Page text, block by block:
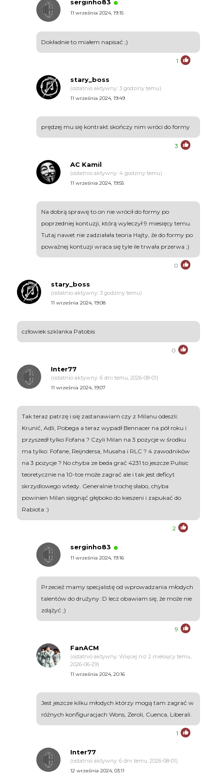
serginho83
11 września 2024, 19:15
Dokładnie to miałem napisać ;)
1
stary_boss
(ostatnio aktywny: 3 godziny temu)
11 września 2024, 19:49
prędzej mu się kontrakt skończy nim wróci do formy
3
AC Kamil
(ostatnio aktywny: 4 godziny temu)
11 września 2024, 19:55
Na dobrą sprawę to on nie wrócił do formy po
poprzedniej kontuzji, którą wyleczył 9 miesięcy temu.
Tutaj nawet nie zadziałała teoria Hajty, że do formy po
poważnej kontuzji wraca się tyle ile trwała przerwa ;)
0
stary_boss
(ostatnio aktywny: 3 godziny temu)
11 września 2024, 19:08
człowiek szklanka Patobis
0
Inter77
(ostatnio aktywny: 6 dni temu, 2026-08-01)
11 września 2024, 19:07
Tak teraz patrzę i się zastanawiam czy z Milanu odeszli:
Krunić, Adli, Pobega a teraz wypadł Bennacer na pół roku i
przyszedł tylko Fofana ? Czyli Milan na 3 pozycje w środku
ma tylko: Fofane, Reijndersa, Musaha i RLC ? 4 zawodników
na 3 pozycje ? No chyba ze beda grać 4231 to jeszcze Pulisic
teoretycznie na 10-tce może zagrać ale i tak jest deficyt
skrzydlowego wtedy. Generalnie trochę słabo, chyba
powinien Milan sięgnąć głęboko do kieszeni i zapukać do
Rabiota :)
2
serginho83
11 września 2024, 19:16
Przecież mamy specjalistę od wprowadzania młodych
talentów do drużyny :D lecz obawiam się, że może nie
zdążyć ;)
9
FanACM
(ostatnio aktywny: Więcej niż 2 miesięcy temu,
2026-06-29)
11 września 2024, 20:16
Jest jeszcze kilku młodych którzy mogą tam zagrać w
różnych konfiguracjach Wons, Zeroli, Cuenca, Liberali.
1
Inter77
(ostatnio aktywny: 6 dni temu, 2026-08-01)
12 września 2024, 03:11